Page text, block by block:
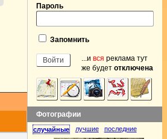
Пароль
Запомнить
...и вся реклама тут
же будет отключена
Фотографии
случайные лучшие последние